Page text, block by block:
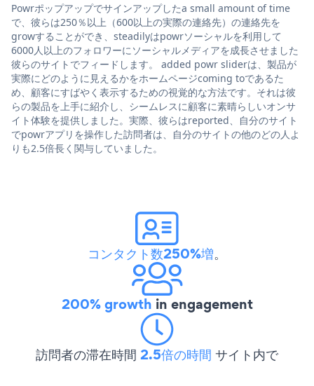
Powrポップアップでサインアップしたa small amount of time
で、彼らは250％以上（600以上の実際の連絡先）の連絡先を
growすることができ、steadilyはpowrソーシャルを利用して
6000人以上のフォロワーにソーシャルメディアを成長させました
彼らのサイトでフィードします。 added powr sliderは、製品が
実際にどのように見えるかをホームページcoming toであるた
め、顧客にすばやく表示するための視覚的な方法です。それは彼
らの製品を上手に紹介し、シームレスに顧客に素晴らしいオンサ
イト体験を提供しました。実際、彼らはreported、自分のサイト
でpowrアプリを操作した訪問者は、自分のサイトの他のどの人よ
りも2.5倍長く関与していました。
コンタクト数250%増。
200% growth in engagement
訪問者の滞在時間 2.5倍の時間 サイト内で